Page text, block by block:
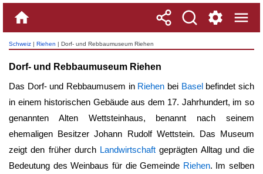
Schweiz | Riehen | Dorf- und Rebbaumuseum Riehen
Dorf- und Rebbaumuseum Riehen
Das Dorf- und Rebbaumusem in Riehen bei Baselbefindet sich
in einem historischen Gebäude aus dem 17. Jahrhundert, im so
genannten Alten Wettsteinhaus, benannt nach seinem
ehemaligen Besitzer Johann Rudolf Wettstein. Das Museum
zeigt den früher durch Landwirtschaft geprägten Alltag und die
Bedeutung des Weinbaus für die Gemeinde Riehen. Im selben